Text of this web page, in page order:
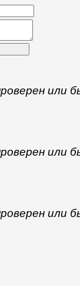
или
или
или